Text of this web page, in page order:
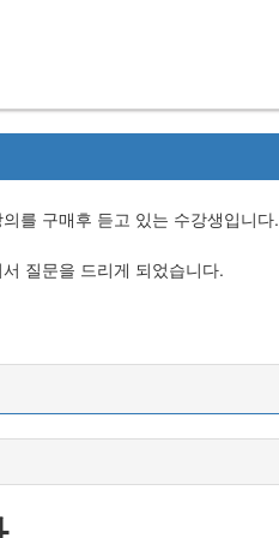
를 구매후 듣고 있는 수강생입니다.
질문을 드리게 되었습니다.